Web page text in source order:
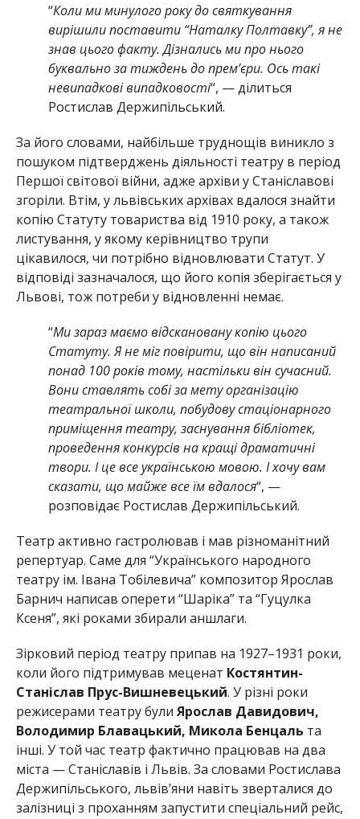
“Коли ми минулого року до святкування
вирішили поставити “Наталку Полтавку”, я не
знав цього факту. Дізнались ми про нього
буквально за тиждень до прем’єри. Ось такі
невипадкові випадковості“, — ділиться
Ростислав Держипільський.
За його словами, найбільше труднощів виникло з
пошуком підтверджень діяльності театру в період
Першої світової війни, адже архіви у Станіславові
згоріли. Втім, у львівських архівах вдалося знайти
копію Статуту товариства від 1910 року, а також
листування, у якому керівництво трупи
цікавилося, чи потрібно відновлювати Статут. У
відповіді зазначалося, що його копія зберігається у
Львові, тож потреби у відновленні немає.
“Ми зараз маємо відскановану копію цього
Статуту. Я не міг повірити, що він написаний
понад 100 років тому, настільки він сучасний.
Вони ставлять собі за мету організацію
театральної школи, побудову стаціонарного
приміщення театру, заснування бібліотек,
проведення конкурсів на кращі драматичні
твори. І це все українською мовою. І хочу вам
сказати, що майже все їм вдалося“, —
розповідає Ростислав Держипільський.
Театр активно гастролював і мав різноманітний
репертуар. Саме для “Українського народного
театру ім. Івана Тобілевича” композитор Ярослав
Барнич написав оперети “Шаріка” та “Гуцулка
Ксеня”, які роками збирали аншлаги.
Зірковий період театру припав на 1927–1931 роки,
коли його підтримував меценат Костянтин-
Станіслав Прус-Вишневецький. У різні роки
режисерами театру були Ярослав Давидович,
Володимир Блавацький, Микола Бенцаль та
інші. У той час театр фактично працював на два
міста — Станіславів і Львів. За словами Ростислава
Держипільського, львів’яни навіть зверталися до
залізниці з проханням запустити спеціальний рейс,